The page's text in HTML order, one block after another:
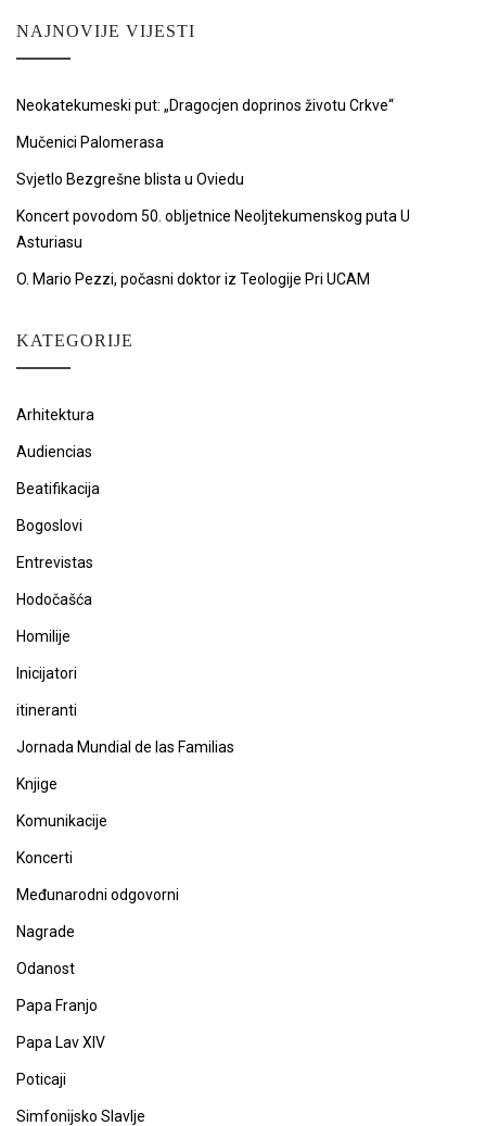
NAJNOVIJE VIJESTI
Neokatekumeski put: „Dragocjen doprinos životu Crkve“
Mučenici Palomerasa
Svjetlo Bezgrešne blista u Oviedu
Koncert povodom 50. obljetnice Neoljtekumenskog puta U
Asturiasu
O. Mario Pezzi, počasni doktor iz Teologije Pri UCAM
KATEGORIJE
Arhitektura
Audiencias
Beatifikacija
Bogoslovi
Entrevistas
Hodočašća
Homilije
Inicijatori
itineranti
Jornada Mundial de las Familias
Knjige
Komunikacije
Koncerti
Međunarodni odgovorni
Nagrade
Odanost
Papa Franjo
Papa Lav XIV
Poticaji
Simfonijsko Slavlje